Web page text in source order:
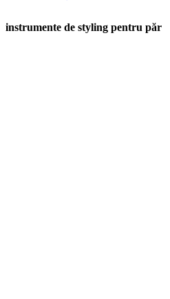
instrumente de styling pentru păr